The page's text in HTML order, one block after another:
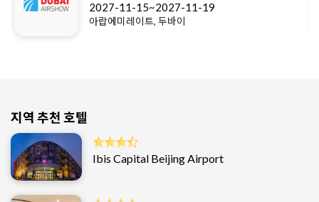
2027-11-15~2027-11-19
아랍에미레이트, 두바이
지역 추천 호텔
Ibis Capital Beijing Airport